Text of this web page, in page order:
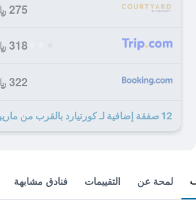
275 ﷼
318 ﷼
322 ﷼
12 صفقة إضافية لـ كورتيارد بالقرب من ماريوت هانجتشو وولن
لمحة عن التقييمات فنادق مشابهة